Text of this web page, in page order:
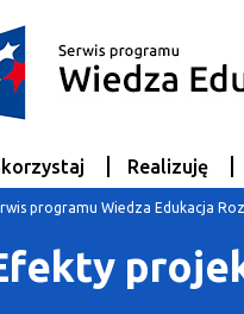
Realizuję
programu Wiedza Edukacja